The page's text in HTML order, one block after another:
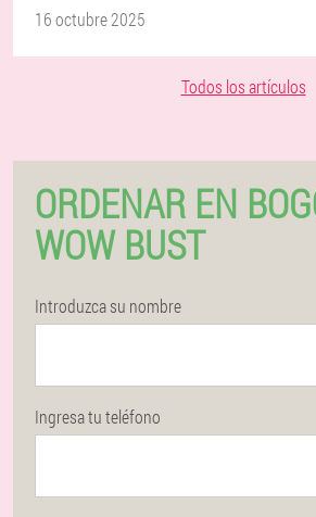
16 octubre 2025
Todos los artículos
ORDENAR EN
WOW BUST
Introduzca su nombre
Ingresa tu teléfono